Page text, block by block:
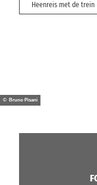
Heenreis met de trein
© Bruno Pisani